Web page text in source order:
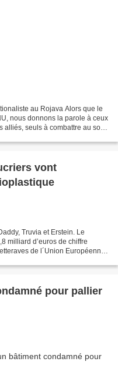
au Rojava Alors que le
nous donnons la parole à ceux
alliés, seuls à combattre au sol
vont
Truvia et Erstein. Le
milliard d’euros de chiffre
de l´Union Européenne,
pour pallier